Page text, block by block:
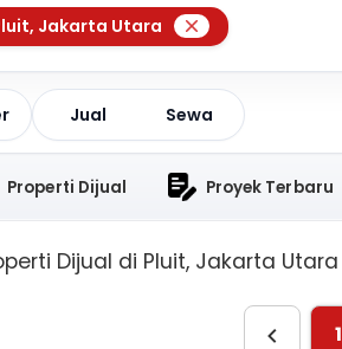
, Jakarta Utara
Jual Sewa
Properti Dijual Proyek Terbaru
Dijual di Pluit, Jakarta Utara
1